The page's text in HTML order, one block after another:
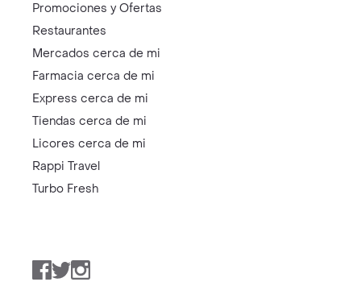
Promociones y Ofertas
Restaurantes
Mercados cerca de mi
Farmacia cerca de mi
Express cerca de mi
Tiendas cerca de mi
Licores cerca de mi
Rappi Travel
Turbo Fresh
Facebook
TwitterInstagram